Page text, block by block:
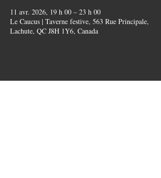
11 avr. 2026, 19 h 00 – 23 h 00
Le Caucus | Taverne festive, 563 Rue Principale,
Lachute, QC J8H 1Y6, Canada